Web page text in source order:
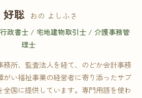
好聡 おの よしふさ
政書士 / 宅地建物取引士 / 介護事務管
理士
務所、監査法人を経て、のどか会計事務
がい福祉事業の経営者に寄り添ったサブ
全国に提供しています。専門用語を使わ